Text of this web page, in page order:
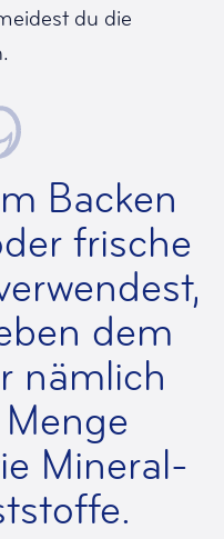
du die
Backen
frische
dem
nämlich
Mineral-